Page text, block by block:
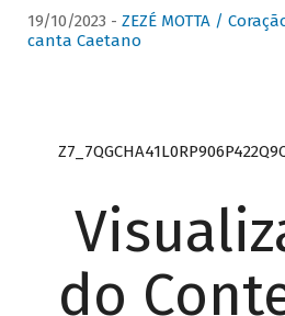
19/10/2023 - ZEZÉ MOTTA /
canta Caetano
do